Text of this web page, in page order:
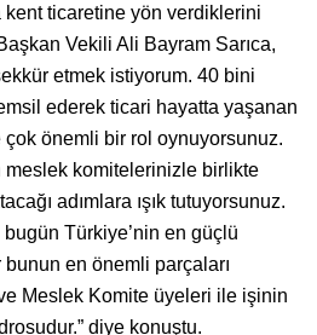
kent ticaretine yön verdiklerini
Vekili Ali Bayram Sarıca,
etmek istiyorum. 40 bini
ederek ticari hayatta yaşanan
önemli bir rol oynuyorsunuz.
meslek komitelerinizle birlikte
adımlara ışık tutuyorsunuz.
Türkiye’nin en güçlü
en önemli parçaları
Meslek Komite üyeleri ile işinin
diye konuştu.